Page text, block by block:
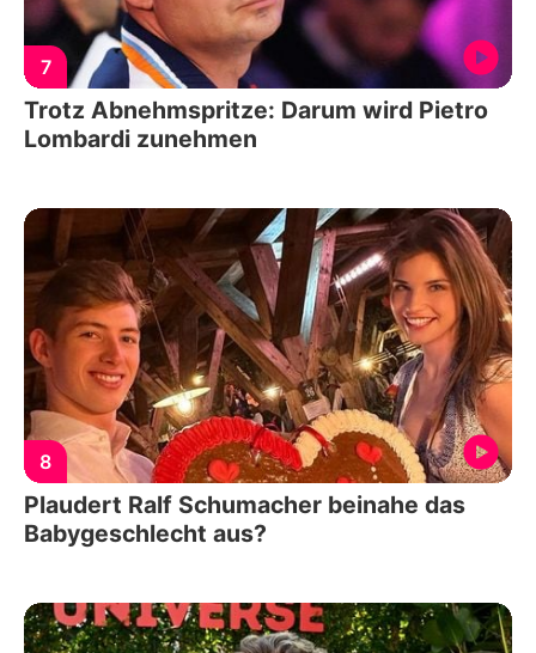
7
Trotz Abnehmspritze: Darum wird Pietro
Lombardi zunehmen
8
Plaudert Ralf Schumacher beinahe das
Babygeschlecht aus?